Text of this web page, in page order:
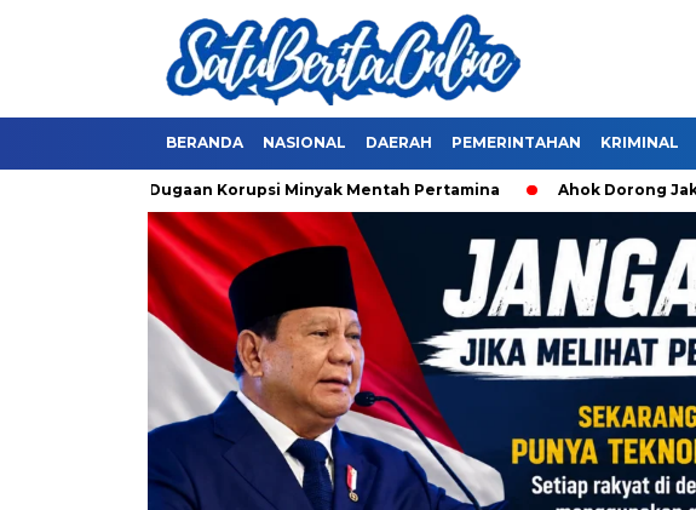
BERANDA NASIONAL DAERAH PEMERINTAHAN KRIMINAL
soal Dugaan Korupsi Minyak Mentah Pertamina Ahok Dorong Jaksa Periksa